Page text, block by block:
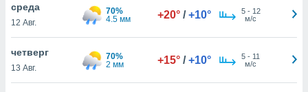
cookie
в
нашего
среда
12 Авг.
70%
4.5 мм
+20° / +10° 5- 12
м/с
четверг
13 Авг.
70%
2 мм
+15° / +10° 5- 11
м/с